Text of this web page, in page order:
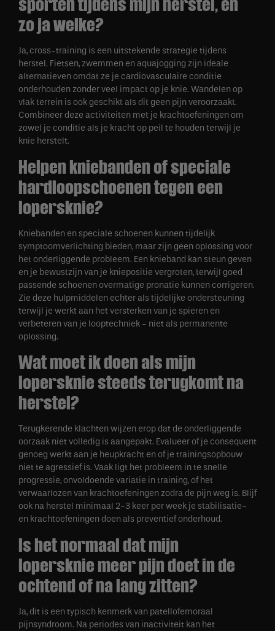
zo ja welke?
Ja, cross-training is een uitstekende strategie tijdens
herstel. Fietsen, zwemmen en aquajogging zijn ideale
alternatieven omdat ze je cardiovasculaire conditie
onderhouden zonder veel impact op je knie. Wandelen op
vlak terrein is ook geschikt als dit geen pijn veroorzaakt.
Combineer deze activiteiten met je krachtoefeningen om
zowel je conditie als je kracht op peil te houden terwijl je
knie herstelt.
Helpen kniebanden of speciale
hardloopschoenen tegen een
lopersknie?
Kniebanden en speciale schoenen kunnen tijdelijk
symptoomverlichting bieden, maar zijn geen oplossing voor
het onderliggende probleem. Een knieband kan steun geven
en je bewustzijn van je kniepositie vergroten, terwijl goed
passende schoenen overmatige pronatie kunnen corrigeren.
Zie deze hulpmiddelen echter als tijdelijke ondersteuning
terwijl je werkt aan het versterken van je spieren en
verbeteren van je looptechniek - niet als permanente
oplossing.
Wat moet ik doen als mijn
lopersknie steeds terugkomt na
herstel?
Terugkerende klachten wijzen erop dat de onderliggende
oorzaak niet volledig is aangepakt. Evalueer of je consequent
genoeg werkt aan je heupkracht en of je trainingsopbouw
niet te agressief is. Vaak ligt het probleem in te snelle
progressie, onvoldoende variatie in training, of het
verwaarlozen van krachtoefeningen zodra de pijn weg is. Blijf
ook na herstel minimaal 2-3 keer per week je stabilisatie-
en krachtoefeningen doen als preventief onderhoud.
Is het normaal dat mijn
lopersknie meer pijn doet in de
ochtend of na lang zitten?
Ja, dit is een typisch kenmerk van patellofemoraal
pijnsyndroom. Na periodes van inactiviteit kan het